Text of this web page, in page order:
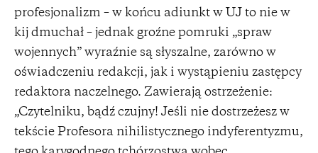
profesjonalizm – w końcu adiunkt w UJ to nie w
kij dmuchał – jednak groźne pomruki „spraw
wojennych” wyraźnie są słyszalne, zarówno w
oświadczeniu redakcji, jak i wystąpieniu zastępcy
redaktora naczelnego. Zawierają ostrzeżenie:
„Czytelniku, bądź czujny! Jeśli nie dostrzeżesz w
tekście Profesora nihilistycznego indyferentyzmu,